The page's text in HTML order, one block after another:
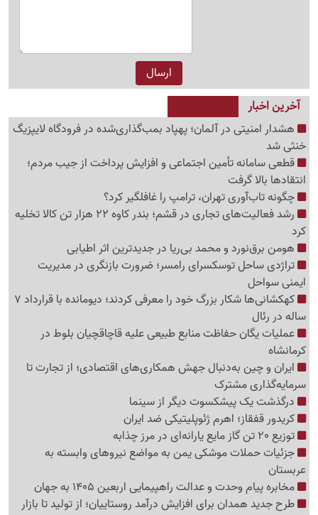
آخرین اخبار
هشدار امنیتی در آلمان؛ پهپاد بمب‌گذاری‌شده در فرودگاه لایپزیگ
خنثی شد
قطعی سامانه تأمین اجتماعی و افزایش پرداخت از جیب مردم؛
انتقادها بالا گرفت
چگونه تاب‌آوری تهران، ترامپ را غافلگیر کرد؟
رشد فعالیت‌های تجاری در قشم؛ بندر کاوه 22 هزار تن کالا تخلیه
کرد
هومن برق‌نورد و محمد بی‌ریا در جدیدترین اثر اطیابی
تراژدی ساحل توسکسرای رامسر؛ ضرورت بازنگری در مدیریت
ایمنی سواحل
کهکشانی‌ها شکار بزرگ خود را معرفی کردند؛ دیومانده با قرارداد 7
ساله در رئال
عملیات یگان حفاظت منابع طبیعی علیه قاچاقچیان بلوط در
کرمانشاه
ایران و چین به‌دنبال جهش همکاری‌های اقتصادی؛ از تجارت تا
سرمایه‌گذاری مشترک
درگذشت یک پیشکسوت دیگر از سینما
کریدور قفقاز؛ اهرم ژئوپلیتیکی ضد ایران
توزیع 20 تن گاز مایع یارانه‌ای در مرز چذابه
جزئیات حملات موشکی یمن به مواضع نیروهای وابسته به
عربستان
مخابره پیام وحدت و عدالت راهپیمایی اربعین 1405 به جهان
طرح جدید همدان برای افزایش درآمد روستاییان؛ از تولید تا بازار